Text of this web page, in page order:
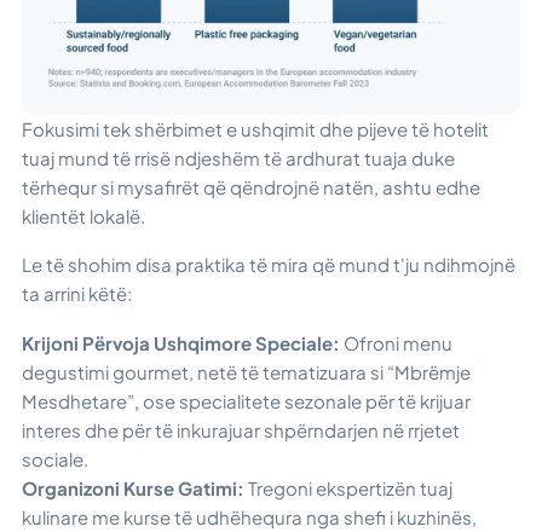
Fokusimi tek shërbimet e ushqimit dhe pijeve të hotelit
tuaj mund të rrisë ndjeshëm të ardhurat tuaja duke
tërhequr si mysafirët që qëndrojnë natën, ashtu edhe
klientët lokalë.
Le të shohim disa praktika të mira që mund t'ju ndihmojnë
ta arrini këtë:
Krijoni Përvoja Ushqimore Speciale: Ofroni menu
degustimi gourmet, netë të tematizuara si “Mbrëmje
Mesdhetare”, ose specialitete sezonale për të krijuar
interes dhe për të inkurajuar shpërndarjen në rrjetet
sociale.
Organizoni Kurse Gatimi: Tregoni ekspertizën tuaj
kulinare me kurse të udhëhequra nga shefi i kuzhinës,